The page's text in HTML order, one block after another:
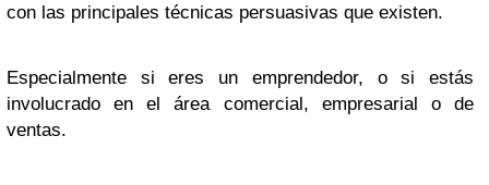
con las principales técnicas persuasivas que existen.
Especialmente si eres un emprendedor, o si estás
involucrado en el área comercial, empresarial o de
ventas.